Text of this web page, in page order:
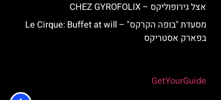
אצל גירופוליקס – CHEZ GYROFOLIX
מסעדת "בופה הקרקס" – Le Cirque: Buffet at will
בפארק אסטריקס
GetYourGuide